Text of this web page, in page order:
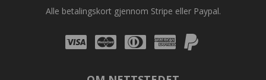
Alle betalingskort gjennom Stripe eller Paypal.
Visa Mastercard
Diners
Club
AmexAmex